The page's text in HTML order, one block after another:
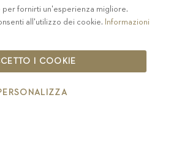
- COOKIE POLICY
ETICO
per fornirti un'esperienza migliore.
all'utilizzo dei cookie. Informazioni
I COOKIE